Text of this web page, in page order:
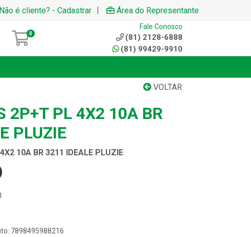
Não é cliente? - Cadastrar | Área do Representante
0
Fale Conosco
(81) 2128-6888
(81) 99429-9910
VOLTAR
2P+T PL 4X2 10A BR
PLUZIE
10A BR 3211 IDEALE PLUZIE
7898495988216